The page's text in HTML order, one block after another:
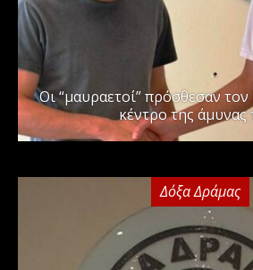
Οι “μαυραετοί” πρόσθεσαν
κέντρο της άμυνας
Δόξα Δράμας